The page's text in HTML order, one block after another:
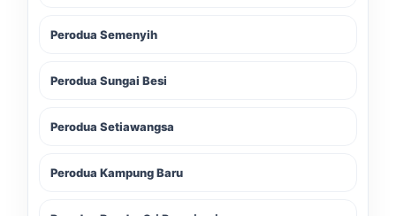
Perodua Semenyih
Perodua Sungai Besi
Perodua Setiawangsa
Perodua Kampung Baru